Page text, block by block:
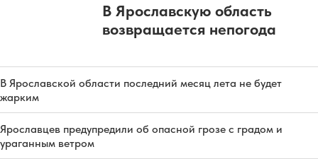
В Ярославскую область
возвращается непогода
В Ярославской области последний месяц лета не будет
жарким
Ярославцев предупредили об опасной грозе с градом и
ураганным ветром